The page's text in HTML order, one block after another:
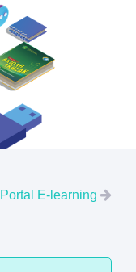
Portal E-learning